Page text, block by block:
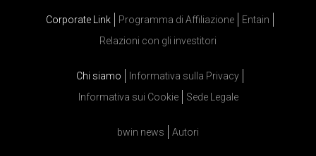
Corporate Link Programma di Affiliazione
Entain
Relazioni con gli investitori
Chi siamo
Informativa sulla Privacy
Informativa sui Cookie
Sede Legale
bwin news Autori